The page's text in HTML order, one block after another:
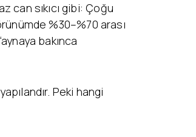
sıkıcı gibi: Çoğu
%30–%70 arası
bakınca
Peki hangi